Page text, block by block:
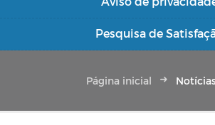
Pesquisa de
Página inicial Notícias